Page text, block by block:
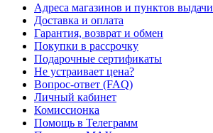
Адреса магазинов и пунктов выдачи
Доставка и оплата
Гарантия, возврат и обмен
Покупки в рассрочку
Подарочные сертификаты
Не устраивает цена?
Вопрос-ответ (FAQ)
Личный кабинет
Комиссионка
Помощь в Телеграмм